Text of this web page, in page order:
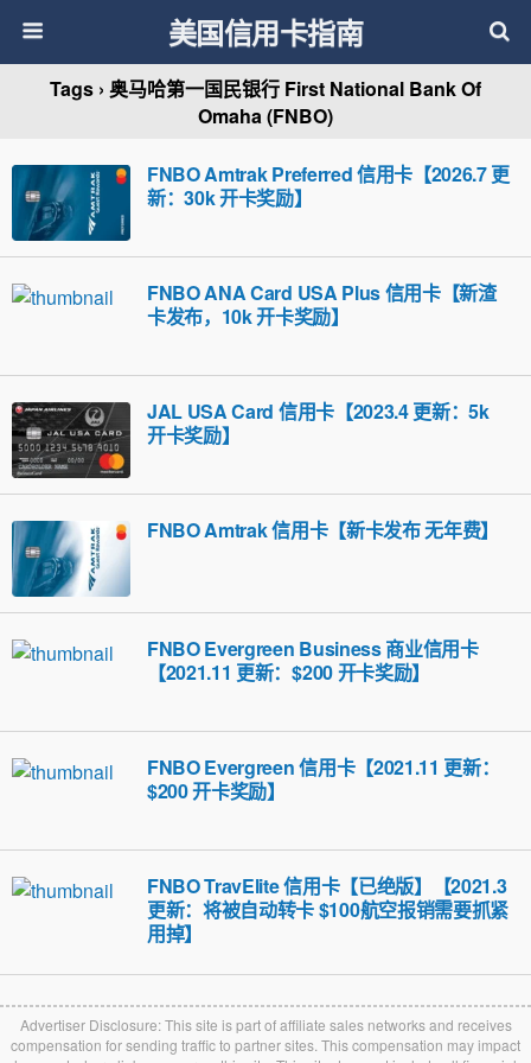
美国信用卡指南
Tags › 奥马哈第一国民银行 First National Bank Of
Omaha (FNBO)
FNBO Amtrak Preferred 信用卡【2026.7 更
新：30k 开卡奖励】
FNBO ANA Card USA Plus 信用卡【新渣
卡发布，10k 开卡奖励】
JAL USA Card 信用卡【2023.4 更新：5k
开卡奖励】
FNBO Amtrak 信用卡【新卡发布 无年费】
FNBO Evergreen Business 商业信用卡
【2021.11 更新：$200 开卡奖励】
FNBO Evergreen 信用卡【2021.11 更新：
$200 开卡奖励】
FNBO TravElite 信用卡【已绝版】【2021.3
更新：将被自动转卡 $100航空报销需要抓紧
用掉】
Advertiser Disclosure: This site is part of affiliate sales networks and receives
compensation for sending traffic to partner sites. This compensation may impact